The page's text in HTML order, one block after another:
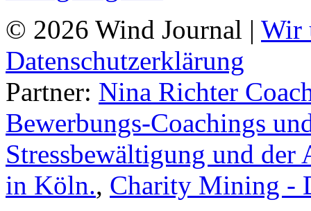
© 2026 Wind Journal | Wir
Datenschutzerklärung
Partner: Nina Richter
Bewerbungs-Coachings
Stressbewältigung und
in Köln., Charity Mining -